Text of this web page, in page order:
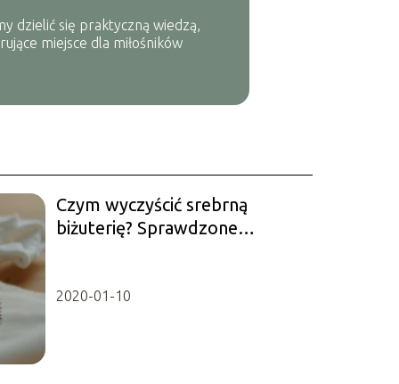
dzielić się praktyczną wiedzą,
miejsce dla miłośników
Czym wyczyścić srebrną
biżuterię? Sprawdzone
2020-01-10